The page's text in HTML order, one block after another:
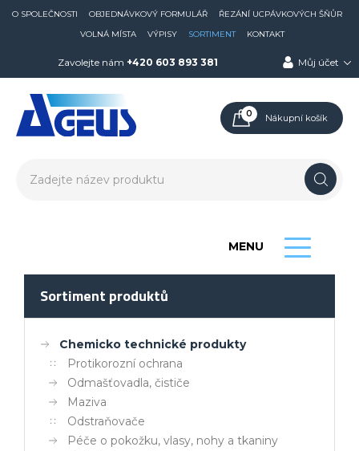
O SPOLEČNOSTI OBJEDNÁVKOVÝ FORMULÁŘ
ŘEZÁNÍ UCPÁVKOVÝCH ŠŇŮR
VOLNÁ MÍSTA
VÝPISY SORTIMENT KONTAKT
Zavolejte nám +420 603 893 381 Můj účet
0 Nákupní košík
MENU
Sortiment produktů
Chemicko technické produkty
Protikorozní ochrana
Odmašťovadla, čističe
Maziva
Odstraňovače
Péče o pokožku, vlasy, nohy a tkaniny